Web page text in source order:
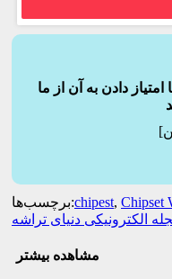
دادن به آن از ما
برچسب‌ها:chipest, Chipset
الکترونیکی دنیای تراشه
مشاهده بیشتر